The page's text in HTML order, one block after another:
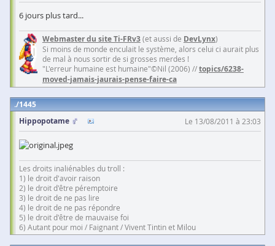
6 jours plus tard...
Webmaster du site Ti-FRv3(et aussi de DevLynx)
Si moins de monde enculait le système, alors celui ci aurait plus
de mal à nous sortir de si grosses merdes !
"L'erreur humaine est humaine"©Nil (2006) //topics/6238-
moved-jamais-jaurais-pense-faire-ca
1445
Hippopotame
Le 13/08/2011 à 23:03
Les droits inaliénables du troll :
1) le droit d'avoir raison
2) le droit d'être péremptoire
3) le droit de ne pas lire
4) le droit de ne pas répondre
5) le droit d'être de mauvaise foi
6) Autant pour moi / Faignant / Vivent Tintin et Milou